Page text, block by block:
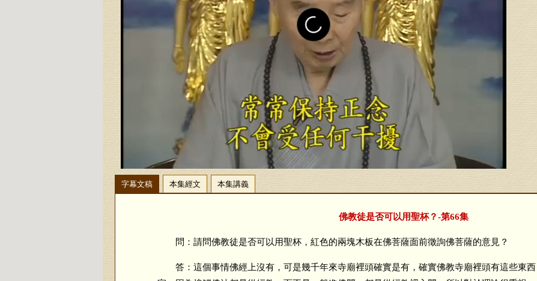
字幕文稿 本集經文 本集講義
佛教徒是否可以用聖杯？-第66集
問：請問佛教徒是否可以用聖杯，紅色的兩塊木板在佛菩薩面前徵詢佛菩薩的意見？
答：這個事情佛經上沒有，可是幾千年來寺廟裡頭確實是有，確實佛教寺廟裡頭有這些東西